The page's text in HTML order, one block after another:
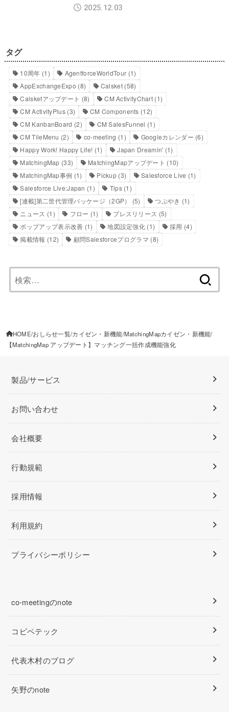
2025.12.03
タグ
10周年 (1) AgentforceWorldTour (1)
AppExchangeExpo (8) Calsket(58)
Calsketアップデート (8) CM ActivityChart (1)
CM ActivityPlus(3) CM Components (12)
CM KanbanBoard (2) CM SalesFunnel (1)
CM TileMenu (2) co-meeting (1) Googleカレンダー (6)
Happy Work! Happy Life! (1) Japan Dreamin' (1)
MatchingMap (33) MatchingMapアップデート (10)
MatchingMap事例 (1) Pickup (3) Salesforce Live (1)
Salesforce Live:Japan (1) Tips(1)
[連載]第二世代管理パッケージ（2GP）
(5) つぶやき (1)
ニュース (1) フロー (1) プレスリリース (5)
ポップアップ表示改善 (1) 地図設定強化 (1) 採用 (4)
掲載情報 (12) 顧問Salesforceプログラマ (8)
索:
HOME おしらせ一覧 カイゼン・新機能 MatchingMapカイゼン・新機能
【MatchingMap アップデート】マッチング一括作成機能強化
製品/サービス
お問い合わせ
会社概要
行動規範
採用情報
利用規約
プライバシーポリシー
co-meetingのnote
コピペテック
代表木村のブログ
矢野のnote